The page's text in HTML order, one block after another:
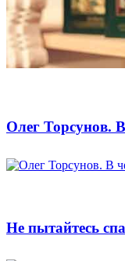
Олег Торсунов.
Не пытайтесь